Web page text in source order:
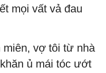
mọi vất vả đau
vợ tôi từ nhà
ủ mái tóc ướt